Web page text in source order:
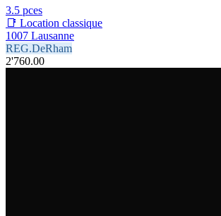
3.5 pces
📑 Location classique
1007 Lausanne
REG.DeRham
2'760.00